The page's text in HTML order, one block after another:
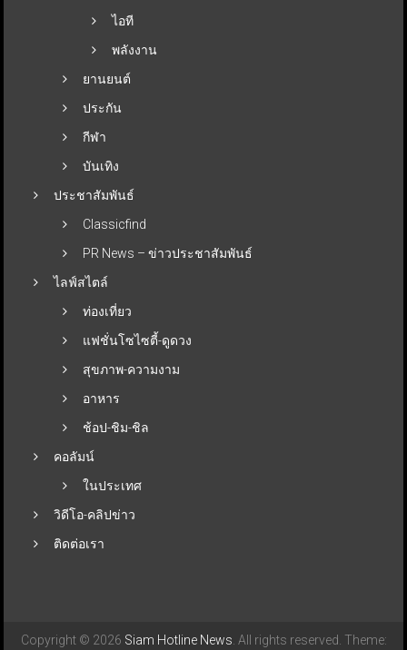
ไอที
พลังงาน
ยานยนต์
ประกัน
กีฬา
บันเทิง
ประชาสัมพันธ์
Classicfind
PR News – ข่าวประชาสัมพันธ์
ไลฟ์สไตล์
ท่องเที่ยว
แฟชั่นโซไซตี้-ดูดวง
สุขภาพ-ความงาม
อาหาร
ช้อป-ชิม-ชิล
คอลัมน์
ในประเทศ
วิดีโอ-คลิปข่าว
ติดต่อเรา
Copyright © 2026 Siam Hotline News . All rights reserved. Theme: